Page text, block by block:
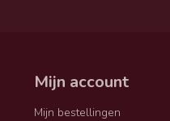
Mijn account
Mijn bestellingen